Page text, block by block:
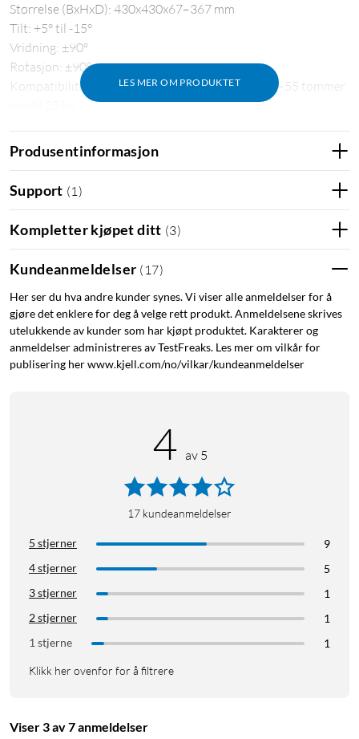
LES MER OM PRODUKTET
Størrelse (BxHxD): 430x430x67–367 mm
Tilt: +5° til -15°
Vridning: ±90°
Rotasjon: ±90°
Kompatibilitet: TV-apparater og dataskjermer 13–55 tommer
300x200, 400x200, 300x300, 400x300, 400x400
I pakken
Justerbart veggfeste for TV og dataskjermer 13–55"
Monteringskit med bl.a. VESA-skruer, vater vegplugger og
skiver
manual med monteringsanvisning
Produsentinformasjon
Support (1 )
Kompletter kjøpet ditt (3)
Kundeanmeldelser ( 17)
Her ser du hva andre kunder synes. Vi viser alle anmeldelser for å
gjøre det enklere for deg å velge rett produkt. Anmeldelsene skrives
utelukkende av kunder som har kjøpt produktet. Karakterer og
anmeldelser administreres av TestFreaks. Les mer om vilkår for
publisering her www.kjell.com/no/vilkar/kundeanmeldelser
4 av 5
17 kundeanmeldelser
5 stjerner
9
4 stjerner
5
3 stjerner
1
2 stjerner
1
1 stjerne
1
Klikk her ovenfor for å filtrere
Viser 3 av 7 anmeldelser